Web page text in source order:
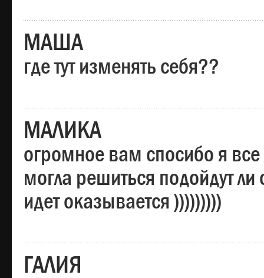
МАША
где тут изменять себя??
МАЛИКА
огромное вам спосибо я
могла решиться подойдут ли
идет оказывается )))))))))
ГАЛИЯ